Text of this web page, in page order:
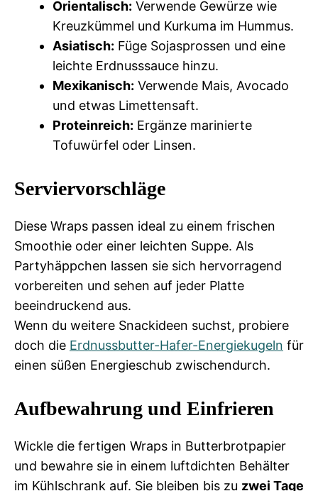
Orientalisch: Verwende Gewürze wie
Kreuzkümmel und Kurkuma im Hummus.
Asiatisch: Füge Sojasprossen und eine
leichte Erdnusssauce hinzu.
Mexikanisch: Verwende Mais, Avocado
und etwas Limettensaft.
Proteinreich: Ergänze marinierte
Tofuwürfel oder Linsen.
Serviervorschläge
Diese Wraps passen ideal zu einem frischen
Smoothie oder einer leichten Suppe. Als
Partyhäppchen lassen sie sich hervorragend
vorbereiten und sehen auf jeder Platte
beeindruckend aus.
Wenn du weitere Snackideen suchst, probiere
doch die Erdnussbutter-Hafer-Energiekugeln für
einen süßen Energieschub zwischendurch.
Aufbewahrung und Einfrieren
Wickle die fertigen Wraps in Butterbrotpapier
und bewahre sie in einem luftdichten Behälter
im Kühlschrank auf. Sie bleiben bis zu zwei Tage